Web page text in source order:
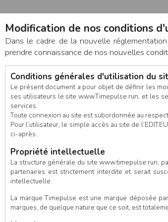
PUCE ACTIVE NOS SERVICES
Modification de nos conditions
Dans le cadre de la nouvelle
prendre connaissance de nos nouvelles
Conditions générales d'utilisation du
Le présent document a pour objet de définir les
ses utilisateurs le site www.Timepulse.run, et les
services.
Toute connexion au site est subordonnée au
Pour l’utilisateur, le simple accès au site de
ci-après.
Propriété intellectuelle
La structure générale du site www.timepulse.run,
partenaires est strictement interdite et serait
intellectuelle.
La marque Timepulse est une marque déposée
marques, de quelque nature que ce soit, est